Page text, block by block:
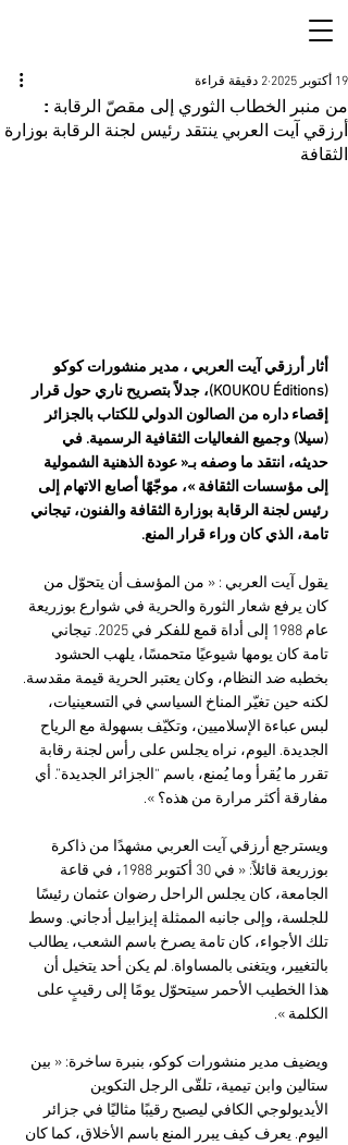
من منبر الخطاب الثوري إلى مقصّ الرقابة :
أرزقي آيت العربي ينتقد رئيس لجنة الرقابة بوزارة
الثقافة
19 أكتوبر 2025 2 دقيقة قراءة
أثار أرزقي آيت العربي ، مدير منشورات كوكو
(KOUKOU Éditions)، جدلاً بتصريح ناري حول قرار
إقصاء داره من الصالون الدولي للكتاب بالجزائر
(سيلا) وجميع الفعاليات الثقافية الرسمية. في
حديثه، انتقد ما وصفه بـ« عودة الذهنية الشمولية
إلى مؤسسات الثقافة »، موجّهًا أصابع الاتهام إلى
رئيس لجنة الرقابة بوزارة الثقافة والفنون، تيجاني
تامة، الذي كان وراء قرار المنع.
يقول آيت العربي : « من المؤسف أن يتحوّل من
كان يرفع شعار الثورة والحرية في شوارع بوزريعة
عام 1988 إلى أداة قمع للفكر في 2025. تيجاني
تامة كان يومها شيوعيًا متحمسًا، يلهب الحشود
بخطبه ضد النظام، وكان يعتبر الحرية قيمة مقدسة.
لكنه حين تغيّر المناخ السياسي في التسعينيات،
لبس عباءة الإسلاميين، وتكيّف بسهولة مع الرياح
الجديدة. اليوم، نراه يجلس على رأس لجنة رقابة
تقرر ما يُقرأ وما يُمنع، باسم “الجزائر الجديدة”. أي
مفارقة أكثر مرارة من هذه؟ ».
ويسترجع أرزقي آيت العربي مشهدًا من ذاكرة
بوزريعة قائلاً: « في 30 أكتوبر 1988، في قاعة
الجامعة، كان يجلس الراحل رضوان عثمان رئيسًا
للجلسة، وإلى جانبه الممثلة إيزابيل أدجاني. وسط
تلك الأجواء، كان تامة يصرخ باسم الشعب، يطالب
بالتغيير، ويتغنى بالمساواة. لم يكن أحد يتخيل أن
هذا الخطيب الأحمر سيتحوّل يومًا إلى رقيبٍ على
الكلمة ».
ويضيف مدير منشورات كوكو، بنبرة ساخرة: « بين
ستالين وابن تيمية، تلقّى الرجل التكوين
الأيديولوجي الكافي ليصبح رقيبًا مثاليًا في جزائر
اليوم. يعرف كيف يبرر المنع باسم الأخلاق، كما كان